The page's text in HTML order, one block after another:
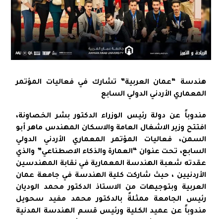
هندسة “عمان العربية” تشارك في فعاليات المؤتمر
المعماري الأردني الدولي السابع
مندوباً عن دولة رئيس الوزراء الدكتور بشر الخصاونة،
افتتح وزير الاشغال العامة والاسكان المهندس ماهر أبو
السمن، فعاليات المؤتمر المعماري الأردني الدولي
السابع، تحت عنوان “العمارة والذكاء الاصطناعي” والذي
عقدته شعبة الهندسة المعمارية في نقابة المهندسين
الأردنيين ، حيث شاركت كلية الهندسة في جامعة عمان
العربية وبتوجيهات من الاستاذ الدكتور محمد الوديان
رئيس الجامعة ممثلةً بالدكتور محمد مفيد سحويل
مندوباً عن عميد الكلية ورئيس قسم الهندسة المدنية